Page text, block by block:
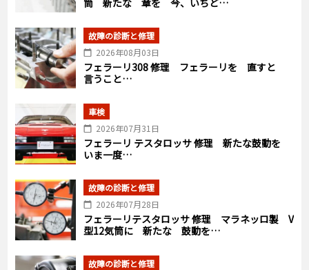
筒 新たな 章を 今、いちど…
故障の診断と修理
2026年08月03日
フェラーリ308 修理 フェラーリを 直すと
言うこと…
車検
2026年07月31日
フェラーリ テスタロッサ 修理 新たな鼓動を
いま一度…
故障の診断と修理
2026年07月28日
フェラーリテスタロッサ 修理 マラネッロ製 V
型12気筒に 新たな 鼓動を…
故障の診断と修理